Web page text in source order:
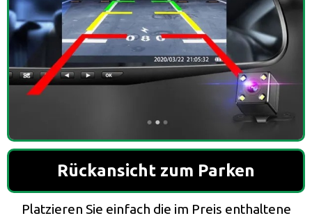
Rückansicht zum Parken
Platzieren Sie einfach die im Preis enthaltene